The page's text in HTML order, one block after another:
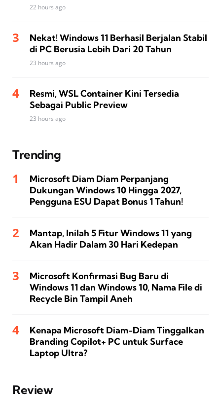
22 hours ago
Nekat! Windows 11 Berhasil Berjalan Stabil
di PC Berusia Lebih Dari 20 Tahun
23 hours ago
Resmi, WSL Container Kini Tersedia
Sebagai Public Preview
23 hours ago
Trending
Microsoft Diam Diam Perpanjang
Dukungan Windows 10 Hingga 2027,
Pengguna ESU Dapat Bonus 1 Tahun!
Mantap, Inilah 5 Fitur Windows 11 yang
Akan Hadir Dalam 30 Hari Kedepan
Microsoft Konfirmasi Bug Baru di
Windows 11 dan Windows 10, Nama File di
Recycle Bin Tampil Aneh
Kenapa Microsoft Diam-Diam Tinggalkan
Branding Copilot+ PC untuk Surface
Laptop Ultra?
Review